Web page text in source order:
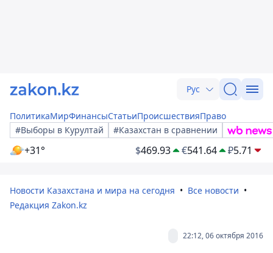
Рус
ПолитикаМирФинансыСтатьиПроисшествияПраво
#Выборы в Курултай
#Казахстан в сравнении
+31° $469.93 €541.64 ₽5.71
Новости Казахстана и мира на сегодня
Все новости
Редакция Zakon.kz
22:12, 06 октября 2016